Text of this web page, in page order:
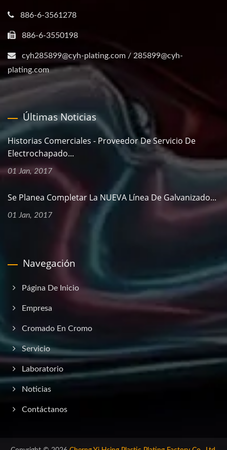
886-6-3561278
886-6-3550198
cyh285899@cyh-plating.com / 285899@cyh-
plating.com
Últimas Noticias
Historias Comerciales - Proveedor De Servicio De
Electrochapado...
01 Jan, 2017
Se Planea Completar La NUEVA Línea De Galvanizado...
01 Jan, 2017
Navegación
Página De Inicio
Empresa
Cromado En Cromo
Servicio
Laboratorio
Noticias
Contáctanos